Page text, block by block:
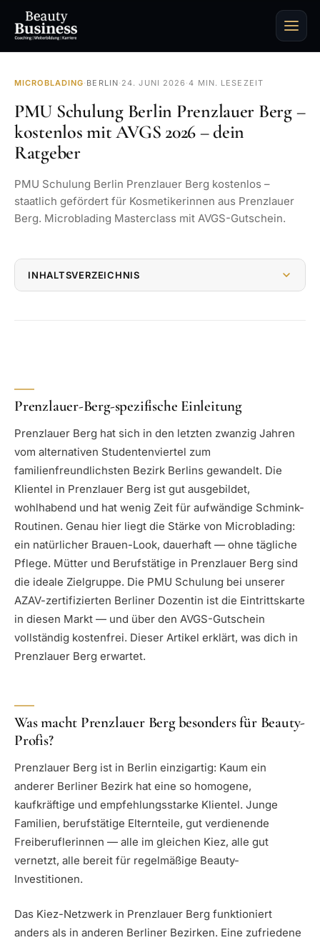
MICROBLADING· BERLIN· 24. JUNI 2026 ·4 MIN. LESEZEIT
PMU Schulung Berlin Prenzlauer Berg –
kostenlos mit AVGS 2026 – dein
Ratgeber
PMU Schulung Berlin Prenzlauer Berg kostenlos –
staatlich gefördert für Kosmetikerinnen aus Prenzlauer
Berg. Microblading Masterclass mit AVGS-Gutschein.
INHALTSVERZEICHNIS
Prenzlauer-Berg-spezifische Einleitung
Prenzlauer Berg hat sich in den letzten zwanzig Jahren
vom alternativen Studentenviertel zum
familienfreundlichsten Bezirk Berlins gewandelt. Die
Klientel in Prenzlauer Berg ist gut ausgebildet,
wohlhabend und hat wenig Zeit für aufwändige Schmink-
Routinen. Genau hier liegt die Stärke von Microblading:
ein natürlicher Brauen-Look, dauerhaft — ohne tägliche
Pflege. Mütter und Berufstätige in Prenzlauer Berg sind
die ideale Zielgruppe. Die PMU Schulung bei unserer
AZAV-zertifizierten Berliner Dozentin ist die Eintrittskarte
in diesen Markt — und über den AVGS-Gutschein
vollständig kostenfrei. Dieser Artikel erklärt, was dich in
Prenzlauer Berg erwartet.
Was macht Prenzlauer Berg besonders für Beauty-
Profis?
Prenzlauer Berg ist in Berlin einzigartig: Kaum ein
anderer Berliner Bezirk hat eine so homogene,
kaufkräftige und empfehlungsstarke Klientel. Junge
Familien, berufstätige Elternteile, gut verdienende
Freiberuflerinnen — alle im gleichen Kiez, alle gut
vernetzt, alle bereit für regelmäßige Beauty-
Investitionen.
Das Kiez-Netzwerk in Prenzlauer Berg funktioniert
anders als in anderen Berliner Bezirken. Eine zufriedene